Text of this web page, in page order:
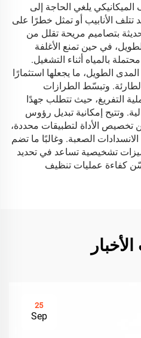
يلغي الحاجة إلى
تتلف الأنابيب أو تمثل خطرًا على
بتصاميم مريحة تقلل من
في حين تمنع الأغلفة
بالمياه أثناء التشغيل.
الطويل، ما يجعلها استثمارًا
الطارئة. وتبسّط الطرازات
التفريغ، حيث تتطلب جهدًا
وتتيح إمكانية تبديل رؤوس
تخصيص الأداة لتطبيقات محددة،
الصعبة. وغالبًا ما تضم
ميزات تشخيصية تساعد في تحديد
كفاءة عمليات تنظيف
25
Sep